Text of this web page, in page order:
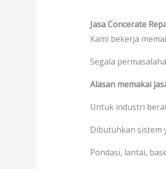
Jasa Concerate
Kami bekerja
Segala
Alasan memakai
Untuk industri
Dibutuhkan sistem
Pondasi, lantai,